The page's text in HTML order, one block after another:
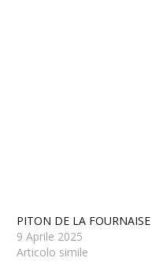
PITON DE LA FOURNAISE
9 Aprile 2025
Articolo simile